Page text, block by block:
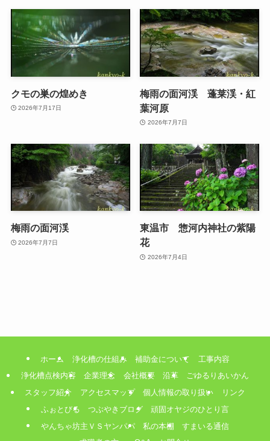
クモの巣の煌めき
2026年7月17日
梅雨の面河渓 蓬莱渓・紅
葉河原
2026年7月7日
梅雨の面河渓
2026年7月7日
東温市 惣河内神社の紫陽
花
2026年7月4日
ホーム 浄化槽の仕組み 補助金について
工事内容
浄化槽点検内容
企業理念 会社概要 沿革
ごゆるりあいかん
スタッフ紹介
アクセスマップ 個人情報の取り扱い
リンク
ふぉとびる
つぶやきブログ
頑固オヤジのひとり言
やんちゃ坊主ＶＳヤンパパ
私の本棚
すまいる通信